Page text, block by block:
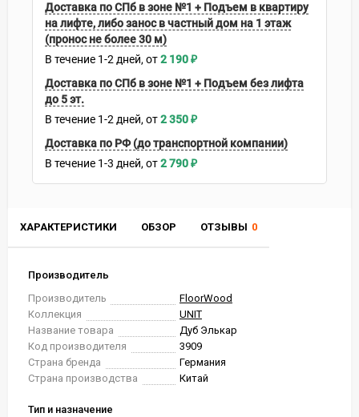
ХАРАКТЕРИСТИКИ ОБЗОР ОТЗЫВЫ 0
Производитель
Производитель
FloorWood
Коллекция
UNIT
Название товара
Дуб Элькар
Код производителя
3909
Страна бренда
Германия
Страна производства
Китай
Тип и назначение
Доставка по СПб в зоне №1 + Подъем в квартиру
на лифте, либо занос в частный дом на 1 этаж
(пронос не более 30 м)
В течение 1-2 дней 2 190₽
Доставка по СПб в зоне №1 + Подъем без лифта
до 5 эт.
В течение 1-2 дней 2 350₽
Доставка по РФ (до транспортной компании)
В течение 1-3 дней 2 790₽